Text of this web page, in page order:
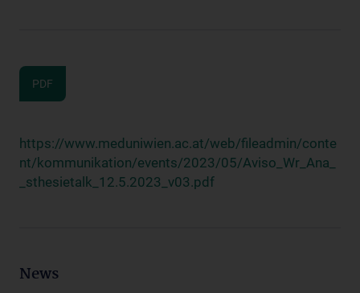
PDF
https://www.meduniwien.ac.at/web/fileadmin/conte
nt/kommunikation/events/2023/05/Aviso_Wr_Ana_
_sthesietalk_12.5.2023_v03.pdf
News